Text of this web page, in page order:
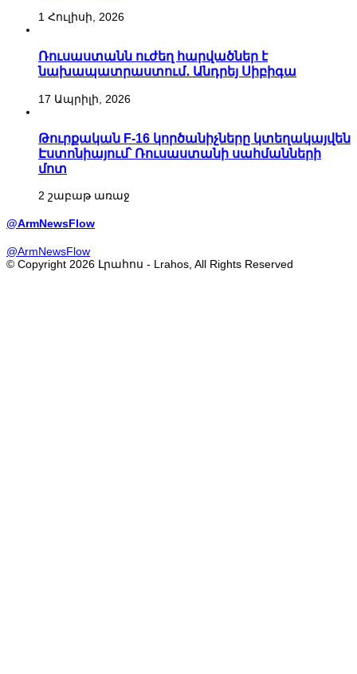
1 Հուլիսի, 2026
Ռուսաստանն ուժեղ հարվածներ է
նախապատրաստում․ Անդրեյ Սիբիգա
17 Ապրիլի, 2026
Թուրքական F-16 կործանիչները կտեղակայվեն
Էստոնիայում՝ Ռուսաստանի սահմանների
մոտ
2 շաբաթ առաջ
@ArmNewsFlow
@ArmNewsFlow
© Copyright 2026 Լրահոս - Lrahos, All Rights Reserved